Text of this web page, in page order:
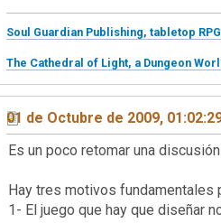
Soul Guardian Publishing, tabletop
The Cathedral of Light, a Dungeon
01 de Octubre de 2009,
Es un poco retomar una discusión
Hay tres motivos fundamentales
1- El juego que hay que diseñar